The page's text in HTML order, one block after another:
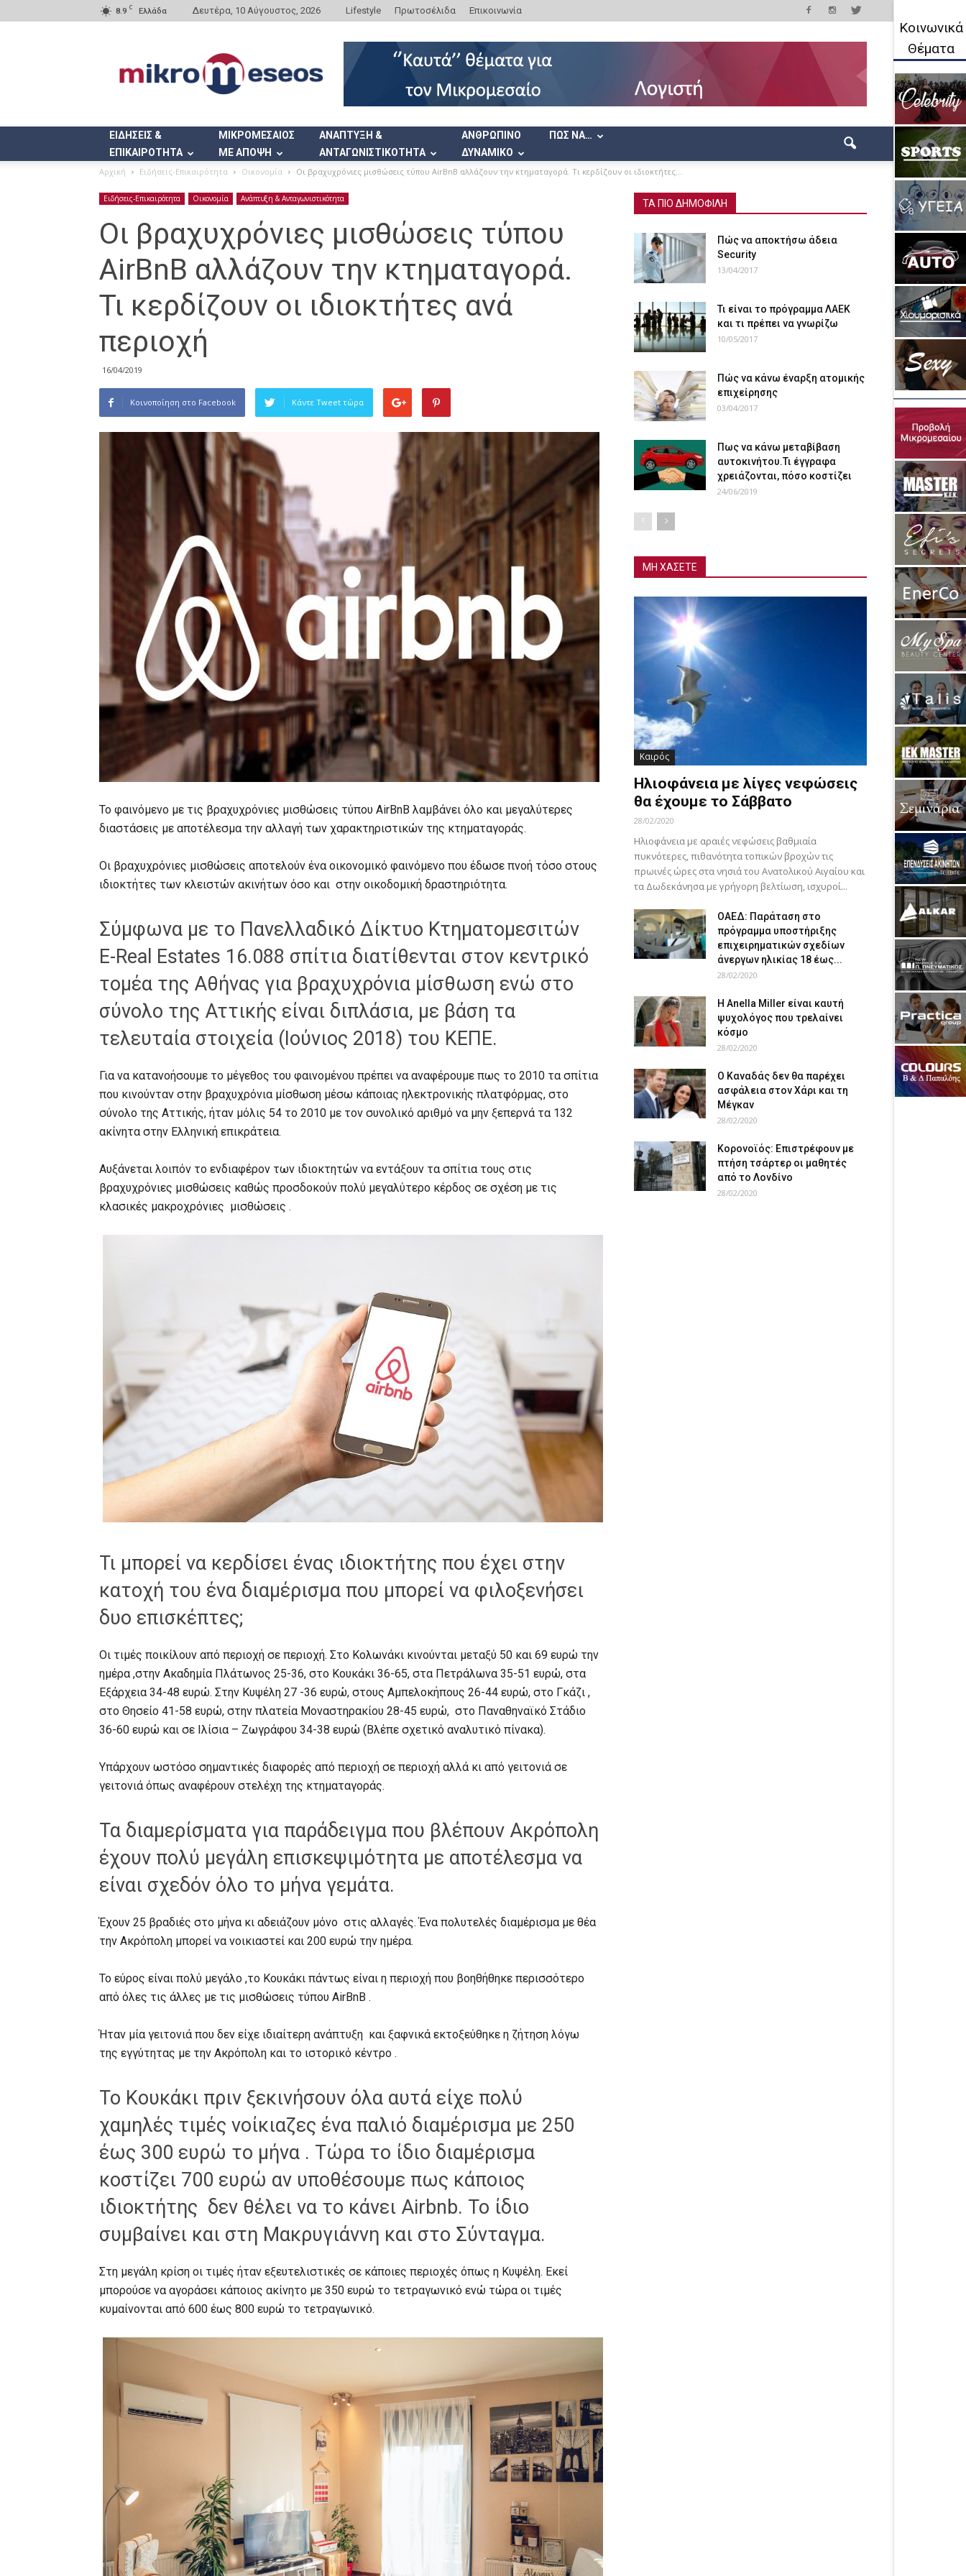
8.9 C Ελλάδα Δευτέρα, 10 Αύγουστος, 2026 Lifestyle Πρωτοσέλιδα Επικοινωνία
ΕΙΔΗΣΕΙΣ &
ΕΠΙΚΑΙΡΟΤΗΤΑ
ΜΙΚΡΟΜΕΣΑΙΟΣ
ΜΕ ΑΠΟΨΗ
ΑΝΑΠΤΥΞΗ &
ΑΝΤΑΓΩΝΙΣΤΙΚΟΤΗΤΑ
ΑΝΘΡΩΠΙΝΟ
ΔΥΝΑΜΙΚΟ
ΠΩΣ ΝΑ…
Αρχική Ειδήσεις-Επικαιρότητα Οικονομία Οι βραχυχρόνιες μισθώσεις τύπου AirBnB αλλάζουν την κτηματαγορά. Τι κερδίζουν οι ιδιοκτήτες...
Ειδήσεις-Επικαιρότητα Οικονομία Ανάπτυξη & Ανταγωνιστικότητα
Οι βραχυχρόνιες μισθώσεις τύπου
AirBnB αλλάζουν την κτηματαγορά.
Τι κερδίζουν οι ιδιοκτήτες ανά
περιοχή
16/04/2019
Κοινοποίηση στο Facebook Κάντε Tweet τώρα
Το φαινόμενο με τις βραχυχρόνιες μισθώσεις τύπου AirBnB λαμβάνει όλο και μεγαλύτερες
διαστάσεις με αποτέλεσμα την αλλαγή των χαρακτηριστικών της κτηματαγοράς.
Οι βραχυχρόνιες μισθώσεις αποτελούν ένα οικονομικό φαινόμενο που έδωσε πνοή τόσο στους
ιδιοκτήτες των κλειστών ακινήτων όσο και στην οικοδομική δραστηριότητα.
Σύμφωνα με το Πανελλαδικό Δίκτυο Κτηματομεσιτών
E-Real Estates 16.088 σπίτια διατίθενται στον κεντρικό
τομέα της Αθήνας για βραχυχρόνια μίσθωση ενώ στο
σύνολο της Αττικής είναι διπλάσια, με βάση τα
τελευταία στοιχεία (Ιούνιος 2018) του ΚΕΠΕ.
Για να κατανοήσουμε το μέγεθος του φαινομένου πρέπει να αναφέρουμε πως το 2010 τα σπίτια
που κινούνταν στην βραχυχρόνια μίσθωση μέσω κάποιας ηλεκτρονικής πλατφόρμας, στο
σύνολο της Αττικής, ήταν μόλις 54 το 2010 με τον συνολικό αριθμό να μην ξεπερνά τα 132
ακίνητα στην Ελληνική επικράτεια.
Αυξάνεται λοιπόν το ενδιαφέρον των ιδιοκτητών να εντάξουν τα σπίτια τους στις
βραχυχρόνιες μισθώσεις καθώς προσδοκούν πολύ μεγαλύτερο κέρδος σε σχέση με τις
κλασικές μακροχρόνιες μισθώσεις .
Τι μπορεί να κερδίσει ένας ιδιοκτήτης που έχει στην
κατοχή του ένα διαμέρισμα που μπορεί να φιλοξενήσει
δυο επισκέπτες;
Οι τιμές ποικίλουν από περιοχή σε περιοχή. Στο Κολωνάκι κινούνται μεταξύ 50 και 69 ευρώ την
ημέρα ,στην Ακαδημία Πλάτωνος 25-36, στο Κουκάκι 36-65, στα Πετράλωνα 35-51 ευρώ, στα
Εξάρχεια 34-48 ευρώ. Στην Κυψέλη 27 -36 ευρώ, στους Αμπελοκήπους 26-44 ευρώ, στο Γκάζι ,
στο Θησείο 41-58 ευρώ, στην πλατεία Μοναστηρακίου 28-45 ευρώ, στο Παναθηναϊκό Στάδιο
36-60 ευρώ και σε Ιλίσια – Ζωγράφου 34-38 ευρώ (Βλέπε σχετικό αναλυτικό πίνακα).
Υπάρχουν ωστόσο σημαντικές διαφορές από περιοχή σε περιοχή αλλά κι από γειτονιά σε
γειτονιά όπως αναφέρουν στελέχη της κτηματαγοράς.
Τα διαμερίσματα για παράδειγμα που βλέπουν Ακρόπολη
έχουν πολύ μεγάλη επισκεψιμότητα με αποτέλεσμα να
είναι σχεδόν όλο το μήνα γεμάτα.
Έχουν 25 βραδιές στο μήνα κι αδειάζουν μόνο στις αλλαγές. Ένα πολυτελές διαμέρισμα με θέα
την Ακρόπολη μπορεί να νοικιαστεί και 200 ευρώ την ημέρα.
Το εύρος είναι πολύ μεγάλο ,το Κουκάκι πάντως είναι η περιοχή που βοηθήθηκε περισσότερο
από όλες τις άλλες με τις μισθώσεις τύπου AirBnB .
Ήταν μία γειτονιά που δεν είχε ιδιαίτερη ανάπτυξη και ξαφνικά εκτοξεύθηκε η ζήτηση λόγω
της εγγύτητας με την Ακρόπολη και το ιστορικό κέντρο .
Το Κουκάκι πριν ξεκινήσουν όλα αυτά είχε πολύ
χαμηλές τιμές νοίκιαζες ένα παλιό διαμέρισμα με 250
έως 300 ευρώ το μήνα . Τώρα το ίδιο διαμέρισμα
κοστίζει 700 ευρώ αν υποθέσουμε πως κάποιος
ιδιοκτήτης δεν θέλει να το κάνει Airbnb. Το ίδιο
συμβαίνει και στη Μακρυγιάννη και στο Σύνταγμα.
Στη μεγάλη κρίση οι τιμές ήταν εξευτελιστικές σε κάποιες περιοχές όπως η Κυψέλη. Εκεί
μπορούσε να αγοράσει κάποιος ακίνητο με 350 ευρώ το τετραγωνικό ενώ τώρα οι τιμές
κυμαίνονται από 600 έως 800 ευρώ το τετραγωνικό.
ΤΑ ΠΙΟ ΔΗΜΟΦΙΛΗ
Πώς να αποκτήσω άδεια
Security
13/04/2017
Τι είναι το πρόγραμμα ΛΑΕΚ
και τι πρέπει να γνωρίζω
10/05/2017
Πώς να κάνω έναρξη ατομικής
επιχείρησης
03/04/2017
Πως να κάνω μεταβίβαση
αυτοκινήτου.Τι έγγραφα
χρειάζονται, πόσο κοστίζει
24/06/2019
ΜΗ ΧΑΣΕΤΕ
Καιρός
Ηλιοφάνεια με λίγες νεφώσεις
θα έχουμε το Σάββατο
28/02/2020
Ηλιοφάνεια με αραιές νεφώσεις βαθμιαία
πυκνότερες, πιθανότητα τοπικών βροχών τις
πρωινές ώρες στα νησιά του Ανατολικού Αιγαίου και
τα Δωδεκάνησα με γρήγορη βελτίωση, ισχυροί...
ΟΑΕΔ: Παράταση στο
πρόγραμμα υποστήριξης
επιχειρηματικών σχεδίων
άνεργων ηλικίας 18 έως...
28/02/2020
Η Anella Miller είναι καυτή
ψυχολόγος που τρελαίνει
κόσμο
28/02/2020
Ο Καναδάς δεν θα παρέχει
ασφάλεια στον Χάρι και τη
Μέγκαν
28/02/2020
Κορονοϊός: Επιστρέφουν με
πτήση τσάρτερ οι μαθητές
από το Λονδίνο
28/02/2020
Κοινωνικά
Θέματα